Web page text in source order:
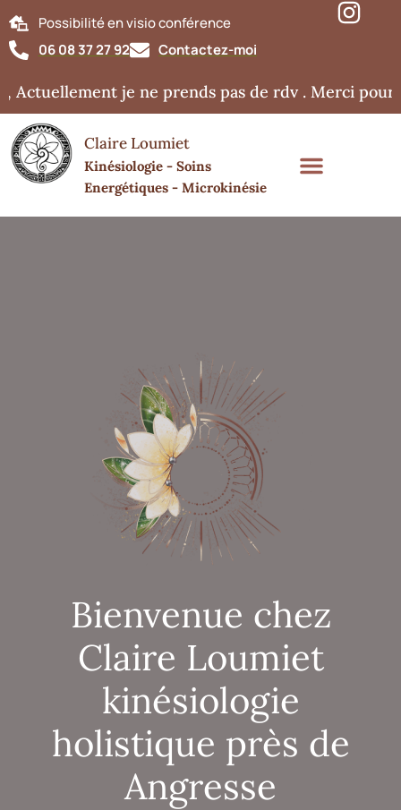
Possibilité en visio conférence
06 08 37 27 92
Contactez-moi
je ne prends pas de rdv . Merci pour
Claire Loumiet
Kinésiologie - Soins
Energétiques - Microkinésie
Bienvenue chez
Claire Loumiet
kinésiologie
holistique près de
Angresse